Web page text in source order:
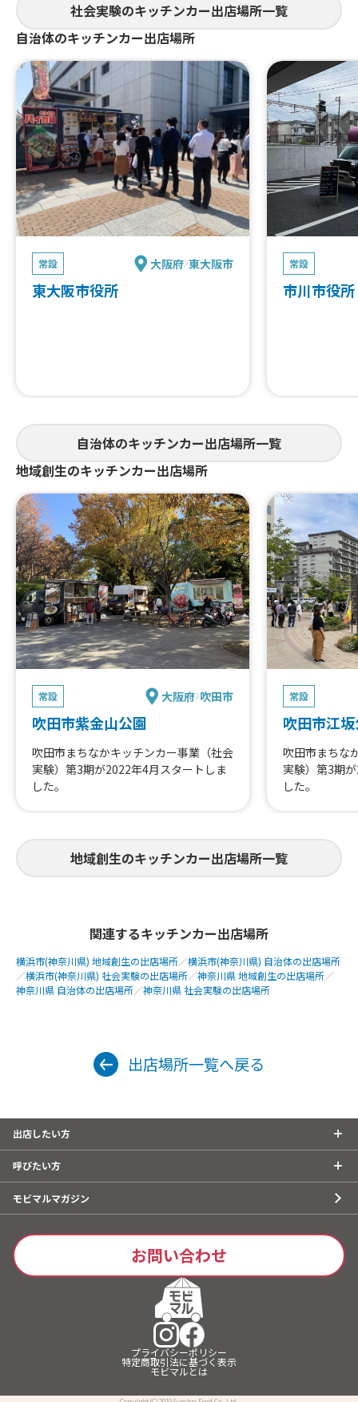
社会実験のキッチンカー出店場所一覧
自治体のキッチンカー出店場所
常設 大阪府 東大阪市
東大阪市役所
常設
市川市役所
自治体のキッチンカー出店場所一覧
地域創生のキッチンカー出店場所
常設 大阪府 吹田市
吹田市紫金山公園
吹田市まちなかキッチンカー事業（社会
実験）第3期が2022年4月スタートしま
した。
常設
吹田市江
吹田市まちな
実験）第3期
した。
地域創生のキッチンカー出店場所一覧
関連するキッチンカー出店場所
横浜市(神奈川県) 地域創生の出店場所／横浜市(神奈川県) 自治体の出店場所
／横浜市(神奈川県) 社会実験の出店場所／神奈川県 地域創生の出店場所／
神奈川県 自治体の出店場所／神奈川県 社会実験の出店場所
出店場所一覧へ戻る
出店したい方
呼びたい方
モビマルマガジン
お問い合わせ
プライバシーポリシー
特定商取引法に基づく表示
モビマルとは